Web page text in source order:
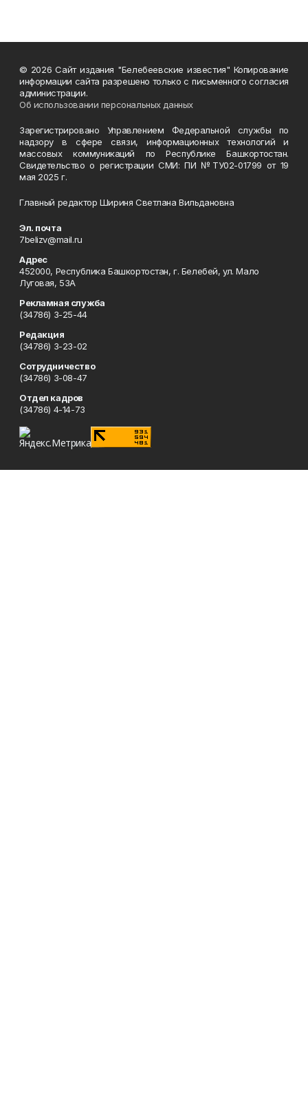
© 2026 Сайт издания "Белебеевские известия" Копирование
информации сайта разрешено только с письменного согласия
администрации.
Об использовании персональных данных
Зарегистрировано Управлением Федеральной службы по
надзору в сфере связи, информационных технологий и
массовых коммуникаций по Республике Башкортостан.
Свидетельство о регистрации СМИ: ПИ №ТУ02-01799 от 19
мая 2025 г.
Главный редактор Шириня Светлана Вильдановна
Эл. почта
7belizv@mail.ru
Адрес
452000, Республика Башкортостан, г. Белебей, ул. Мало
Луговая, 53А
Рекламная служба
(34786) 3-25-44
Редакция
(34786) 3-23-02
Сотрудничество
(34786) 3-08-47
Отдел кадров
(34786) 4-14-73